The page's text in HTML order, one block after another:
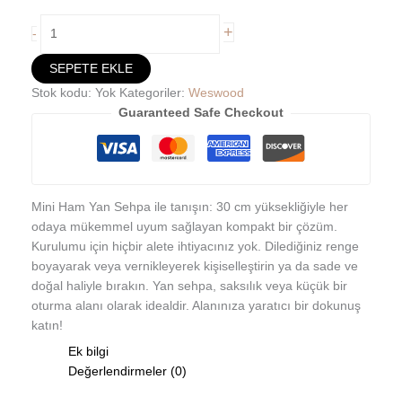
- +
SEPETE EKLE
Stok kodu: Yok Kategoriler: Weswood
Guaranteed Safe Checkout
Mini Ham Yan Sehpa ile tanışın: 30 cm yüksekliğiyle her
odaya mükemmel uyum sağlayan kompakt bir çözüm.
Kurulumu için hiçbir alete ihtiyacınız yok. Dilediğiniz renge
boyayarak veya vernikleyerek kişiselleştirin ya da sade ve
doğal haliyle bırakın. Yan sehpa, saksılık veya küçük bir
oturma alanı olarak idealdir. Alanınıza yaratıcı bir dokunuş
katın!
Ek bilgi
Değerlendirmeler (0)